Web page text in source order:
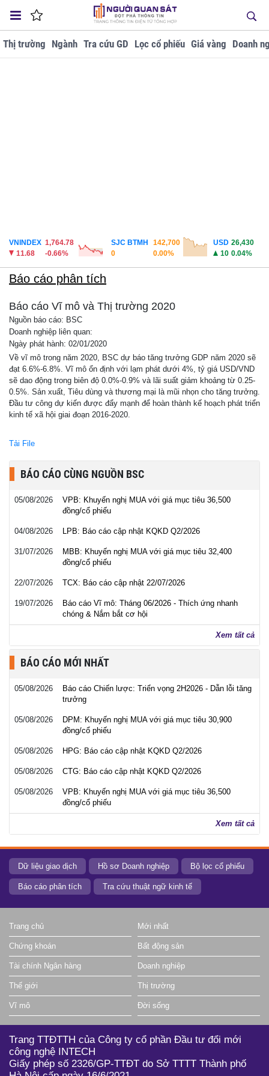
Thị trường Ngành Tra cứu GD Lọc cổ phiếu Giá vàng Doanh
VNINDEX 1,764.78
11.68
-0.66%
SJC BTMH
142,700
0
0.00%
USD 26,430
10 0.04%
Báo cáo phân tích
Báo cáo Vĩ mô và Thị trường 2020
Nguồn báo cáo: BSC
Doanh nghiệp liên quan:
Ngày phát hành: 02/01/2020
Về vĩ mô trong năm 2020, BSC dự báo tăng trưởng GDP năm 2020 sẽ
đạt 6.6%-6.8%. Vĩ mô ổn định với lạm phát dưới 4%, tỷ giá USD/VND
sẽ dao động trong biên độ 0.0%-0.9% và lãi suất giảm khoảng từ 0.25-
0.5%. Sản xuất, Tiêu dùng và thương mại là mũi nhọn cho tăng trưởng.
Đầu tư công dự kiến được đẩy mạnh để hoàn thành kế hoạch phát triển
kinh tế xã hội giai đoạn 2016-2020.
Tải File
BÁO CÁO CÙNG NGUỒN BSC
05/08/2026
VPB: Khuyến nghị MUA với giá mục tiêu 36,500
đồng/cổ phiếu
04/08/2026 LPB: Báo cáo cập nhật KQKD Q2/2026
31/07/2026
MBB: Khuyến nghị MUA với giá mục tiêu 32,400
đồng/cổ phiếu
22/07/2026 TCX: Báo cáo cập nhật 22/07/2026
19/07/2026
Báo cáo Vĩ mô: Tháng 06/2026 - Thích ứng nhanh
chóng & Nắm bắt cơ hội
Xem tất cả
BÁO CÁO MỚI NHẤT
05/08/2026
Báo cáo Chiến lược: Triển vọng 2H2026 - Dẫn lỗi tăng
trưởng
05/08/2026
DPM: Khuyến nghị MUA với giá mục tiêu 30,900
đồng/cổ phiếu
05/08/2026 HPG: Báo cáo cập nhật KQKD Q2/2026
05/08/2026 CTG: Báo cáo cập nhật KQKD Q2/2026
05/08/2026
VPB: Khuyến nghị MUA với giá mục tiêu 36,500
đồng/cổ phiếu
Xem tất cả
Dữ liệu giao dịch Hồ sơ Doanh nghiệp Bộ lọc cổ phiếu
Báo cáo phân tích Tra cứu thuật ngữ kinh tế
Trang chủ Mới nhất
Chứng khoán Bất động sản
Tài chính Ngân hàng Doanh nghiệp
Thế giới Thị trường
Vĩ mô Đời sống
Trang TTĐTTH của Công ty cổ phần Đầu tư đổi mới
công nghệ INTECH
Giấy phép số 2326/GP-TTĐT do Sở TTTT Thành phố